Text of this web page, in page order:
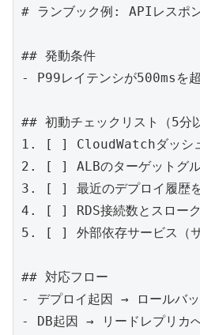
# ランブック例: APIレスポ
## 発動条件
- P99レイテンシが500msを
## 初動チェックリスト（5分
1. [ ] CloudWatchダッシュ
2. [ ] ALBのターゲットグル
3. [ ] 最近のデプロイ履歴を
4. [ ] RDS接続数とスローク
5. [ ] 外部依存サービス（サ
## 対応フロー
- デプロイ起因 → ロールバッ
- DB起因 → リードレプリカ